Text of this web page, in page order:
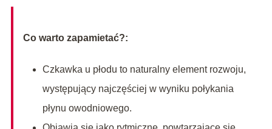
Co warto zapamietać?:
Czkawka u płodu to naturalny element rozwoju,
występujący najczęściej w wyniku połykania
płynu owodniowego.